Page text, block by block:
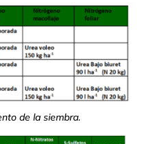
de la siembra.